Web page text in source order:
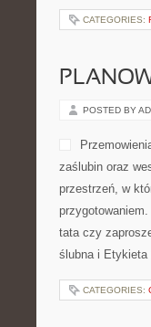
CATEGORIES:
POSTED BY
zaślubin oraz
przestrzeń, w
tata czy
ślubna i
CATEGORIES: